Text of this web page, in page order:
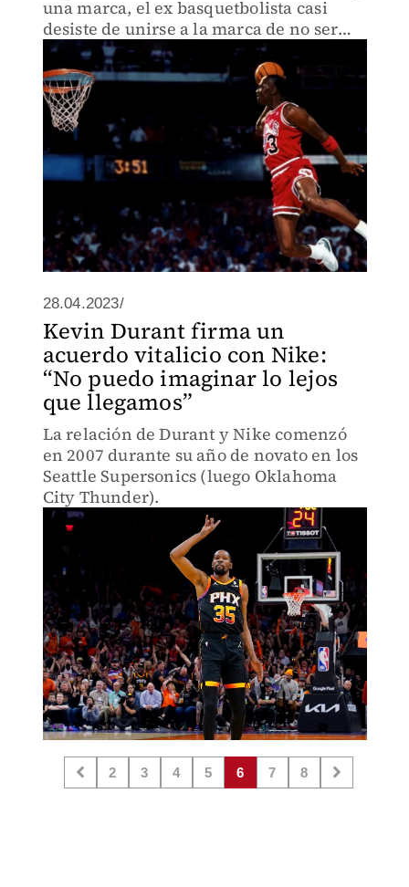
una marca, el ex basquetbolista casi
desiste de unirse a la marca de no ser
por Deloris Jordan
28.04.2023/
Kevin Durant firma un
acuerdo vitalicio con Nike:
“No puedo imaginar lo lejos
que llegamos”
La relación de Durant y Nike comenzó
en 2007 durante su año de novato en los
Seattle Supersonics (luego Oklahoma
City Thunder).
2 3 4 5 6 7 8